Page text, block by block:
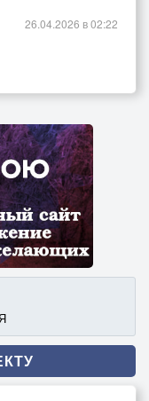
26.04.2026 в 02:22